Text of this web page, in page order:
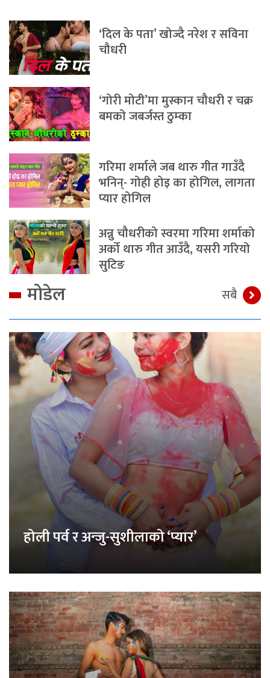
‘दिल के पता’ खोज्दै नरेश र सविना
चौधरी
‘गोरी मोटी’मा मुस्कान चौधरी र चक्र
बमको जबर्जस्त ठुम्का
गरिमा शर्माले जब थारु गीत गाउँदै
भनिन्- गोही होइ का होगिल, लागता
प्यार होगिल
अन्नु चौधरीको स्वरमा गरिमा शर्माको
अर्को थारु गीत आउँदै, यसरी गरियो
सुटिङ
मोडेल सबै
होली पर्व र अन्जु-सुशीलाको ‘प्यार’